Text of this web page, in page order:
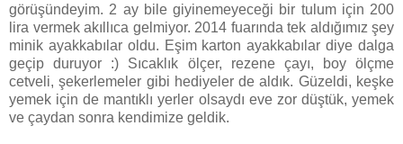
görüşündeyim. 2 ay bile giyinemeyeceği bir tulum için 200
lira vermek akıllıca gelmiyor. 2014 fuarında tek aldığımız şey
minik ayakkabılar oldu. Eşim karton ayakkabılar diye dalga
geçip duruyor :) Sıcaklık ölçer, rezene çayı, boy ölçme
cetveli, şekerlemeler gibi hediyeler de aldık. Güzeldi, keşke
yemek için de mantıklı yerler olsaydı eve zor düştük, yemek
ve çaydan sonra kendimize geldik.